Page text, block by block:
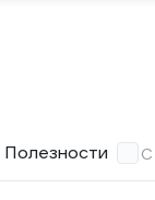
Полезности С